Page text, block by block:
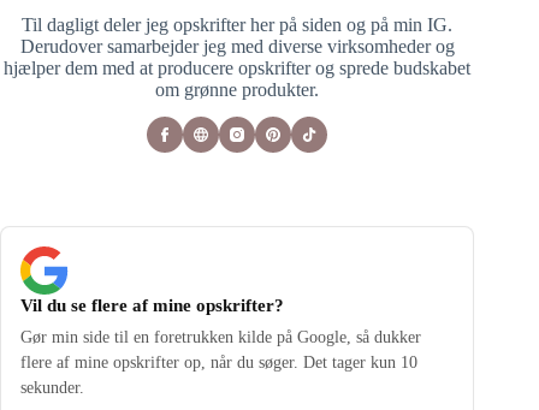
Til dagligt deler jeg opskrifter her på siden og på min IG.
Derudover samarbejder jeg med diverse virksomheder og
hjælper dem med at producere opskrifter og sprede budskabet
om grønne produkter.
Vil du se flere af mine opskrifter?
Gør min side til en foretrukken kilde på Google, så dukker
flere af mine opskrifter op, når du søger. Det tager kun 10
sekunder.